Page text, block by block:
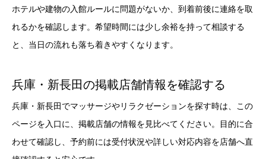
ホテルや建物の入館ルールに問題がないか、到着前後に連絡を取
れるかを確認します。希望時間には少し余裕を持って相談する
と、当日の流れも落ち着きやすくなります。
兵庫・新長田の掲載店舗情報を確認する
兵庫・新長田でマッサージやリラクゼーションを探す時は、この
ページを入口に、掲載店舗の情報を見比べてください。目的に合
わせて確認し、予約前には受付状況や詳しい対応内容を店舗へ直